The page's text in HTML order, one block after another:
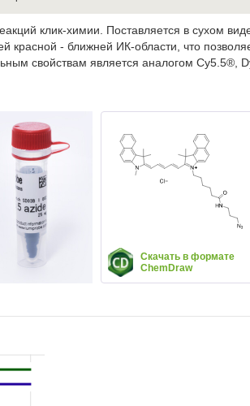
клик-химии. Поставляется в сухом
красной - ближней ИК-области, что
свойствам является аналогом Cy5.5®,
Скачать в формате
ChemDraw